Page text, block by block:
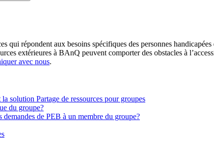
qui répondent aux besoins spécifiques des personnes
extérieures à BAnQ peuvent comporter des obstacles à
avec nous.
solution Partage de ressources pour groupes
du groupe?
de PEB à un membre du groupe?